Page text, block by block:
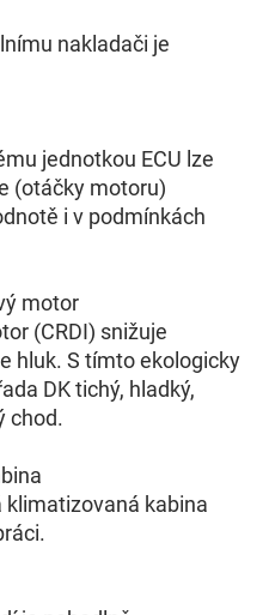
nakladači je
jednotkou ECU lze
(otáčky motoru)
i v podmínkách
motor
(CRDI) snižuje
hluk. S tímto ekologicky
DK tichý, hladký,
chod.
kabina